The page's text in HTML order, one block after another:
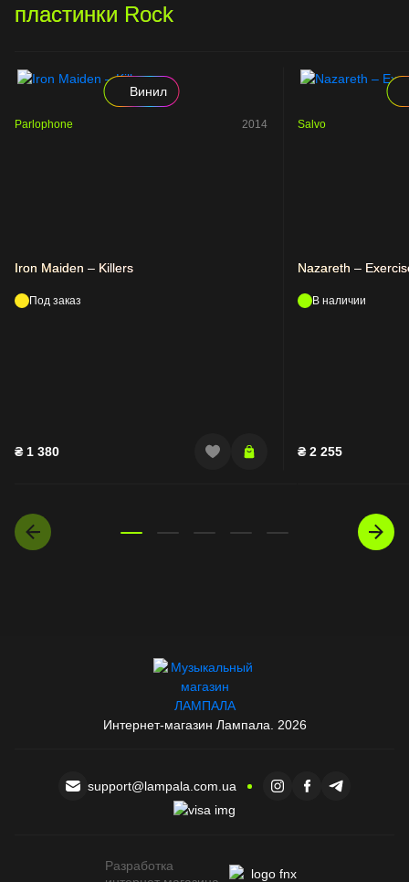
пластинки Rock
Винил
Parlophone 2014
Iron Maiden – Killers
Под заказ
₴ 1 380
Salvo
Nazareth –
В наличии
₴ 2 255
Интернет-магазин Лампала. 2026
support@lampala.com.ua
Разработка